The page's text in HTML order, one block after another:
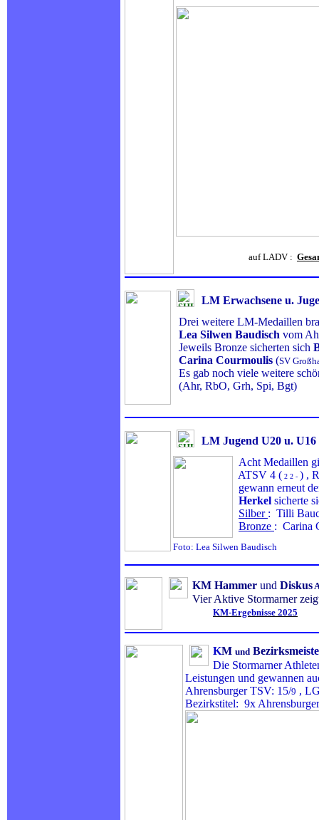
auf LADV :
LM Erwachsene u.
Drei weitere LM-Medaillen
Lea Silwen Baudisch vom
Jeweils Bronze sicherten sich
Carina Courmoulis (SV
Es gab noch viele weitere
(Ahr, RbO, Grh, Spi, Bgt)
LM Jugend U20 u.
Acht Medaillen
ATSV 4 ( 2 2 - ) ,
gewann erneut
Herkel sicherte
Silber : Tilli
Bronze : Carina
Foto: Lea Silwen Baudisch
KM Hammer und Diskus
Vier Aktive Stormarner
KM-Ergebnisse 2025
KM und Bezirksm
Die Stormarner
Leistungen und gewannen
Ahrensburger TSV: 15/9 ,
Bezirkstitel: 9x